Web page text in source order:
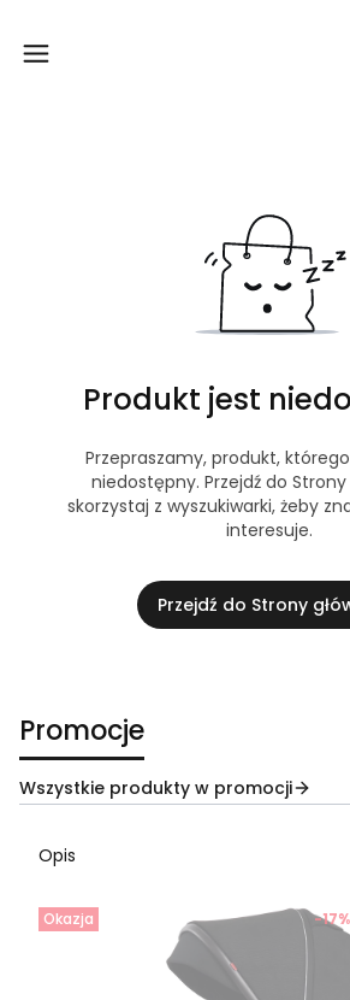
Produkt jest
Przepraszamy, produkt,
niedostępny. Przejdź do Strony
skorzystaj z wyszukiwarki, żeby
interesuje.
Przejdź do Strony
Promocje
Wszystkie produkty w promocji
Opis
Okazja -17%